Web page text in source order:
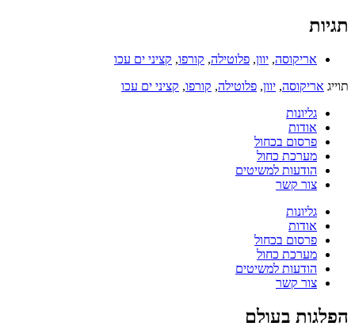
תגיות
אריקוסה, יוון, פלוטילה, קורפו, קציני ים עכו
תוייג אריקוסה, יוון, פלוטילה, קורפו, קציני ים עכו
גליונות
אודות
פרסום בכחול
מערכת כחול
הודעות למשיטים
צור קשר
גליונות
אודות
פרסום בכחול
מערכת כחול
הודעות למשיטים
צור קשר
הפלגות בעולם